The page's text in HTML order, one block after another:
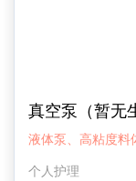
真空泵（暂无
液体泵、高粘度料
个人护理